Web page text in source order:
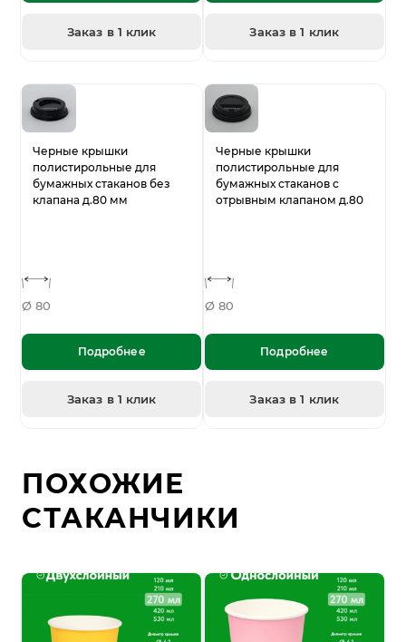
Заказ в 1 клик Заказ в 1 клик
Черные крышки
полистирольные для
бумажных стаканов без
клапана д.80 мм
Ø 80
Подробнее
Заказ в 1 клик
Черные крышки
полистирольные для
бумажных стаканов с
отрывным клапаном д.80
Ø 80
Подробнее
Заказ в 1 клик
ПОХОЖИЕ
СТАКАНЧИКИ